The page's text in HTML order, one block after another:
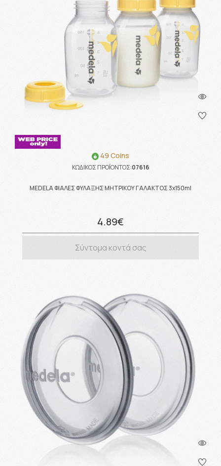
49 Coins
ΚΩΔΙΚΟΣ ΠΡΟΪΟΝΤΟΣ:07616
MEDELA ΦΙΑΛΕΣ ΦΥΛΑΞΗΣ ΜΗΤΡΙΚΟΥ ΓΑΛΑΚΤΟΣ 3x150ml
4.89€
Σύντομα κοντά σας